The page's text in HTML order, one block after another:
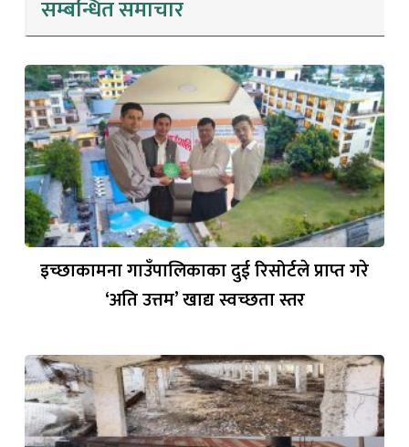
सम्बन्धित समाचार
इच्छाकामना गाउँपालिकाका दुई रिसोर्टले प्राप्त गरे
‘अति उत्तम’ खाद्य स्वच्छता स्तर